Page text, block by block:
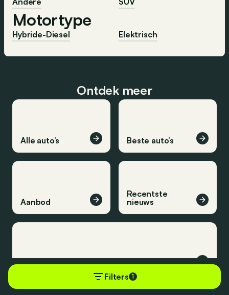
Filters 1
Motortype
Hybride-Diesel Elektrisch
Ontdek meer
Alle auto’s Beste auto’s
Aanbod
Recentste
nieuws
Recentste reviews
Blijf op de hoogte van het laatste nieuws.